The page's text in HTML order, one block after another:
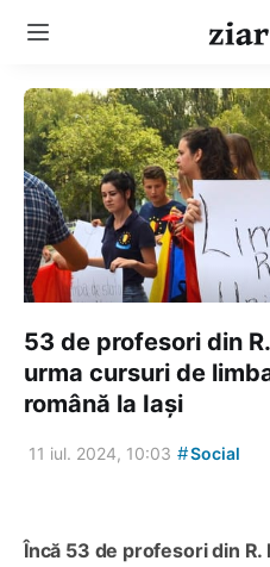
53 de profesori din
urma cursuri de
română la Iași
11 iul. 2024, 10:03 #Social
Încă 53 de profesori din R.